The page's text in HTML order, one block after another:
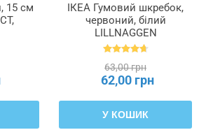
15 см
ІКЕА Гумовий шкребок,
червоний, білий
LILLNAGGEN
ЛІЛЛЬНАГЕН, 402.435.96
63,00 грн
62,00 грн
У КОШИК